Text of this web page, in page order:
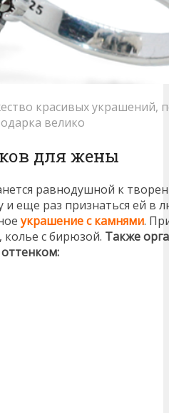
красивых украшений,
велико
для жены
равнодушной к
и еще раз признаться ей в
украшение с камнями.
колье с бирюзой. Также